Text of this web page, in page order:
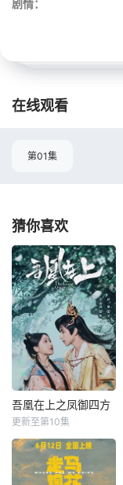
剧情：
在线观看
第01集
猜你喜欢
吾凰在上之凤御四方
更新至第10集